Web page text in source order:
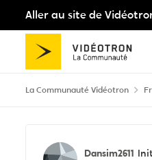
Aller au site de
Passer au contenu
La Communauté Vidéotron
Dansim2611